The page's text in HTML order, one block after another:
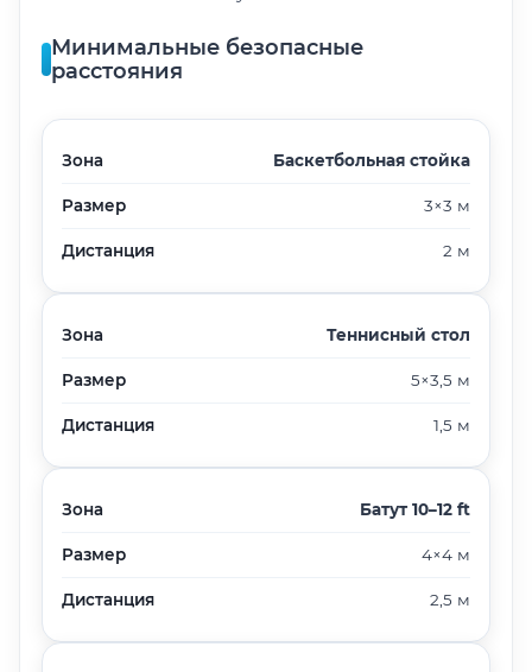
Минимальные безопасные
расстояния
Зона Баскетбольная стойка
Размер 3×3 м
Дистанция 2 м
Зона Теннисный стол
Размер 5×3,5 м
Дистанция 1,5 м
Зона Батут 10–12 ft
Размер 4×4 м
Дистанция 2,5 м